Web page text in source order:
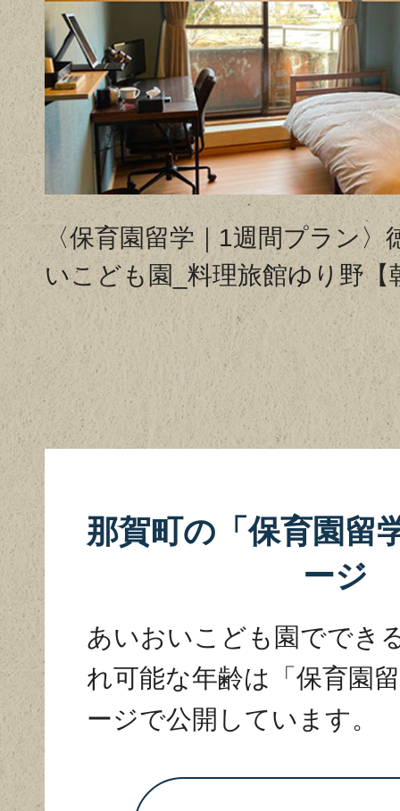
〈保育園留学｜1週間プラン
いこども園_料理旅館ゆり野【
那賀町の「保育園留
ージ
あいおいこども園ででき
れ可能な年齢は「保育園
ージで公開しています。